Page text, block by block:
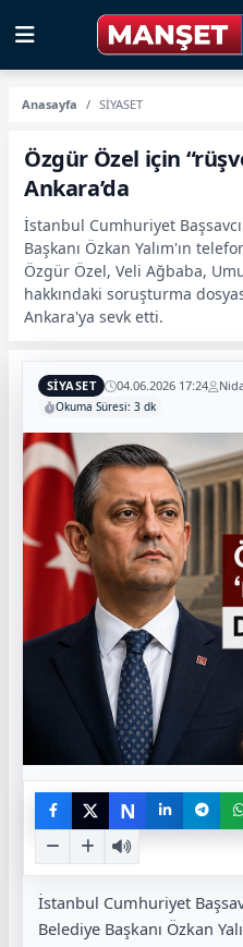
Anasayfa SİYASET
Özgür Özel için
Ankara’da
İstanbul Cumhuriyet
Başkanı Özkan Yalım'ın
Özgür Özel, Veli Ağbaba,
hakkındaki soruşturma
Ankara'ya sevk etti.
SİYASET 04.06.2026 17:24
Okuma Süresi: 3 dk
N
İstanbul Cumhuriyet
Belediye Başkanı Özkan